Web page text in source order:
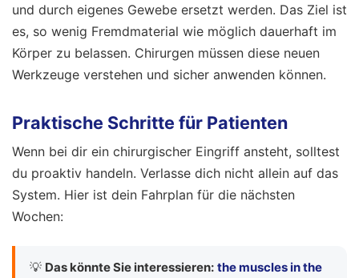
und durch eigenes Gewebe ersetzt werden. Das Ziel ist
es, so wenig Fremdmaterial wie möglich dauerhaft im
Körper zu belassen. Chirurgen müssen diese neuen
Werkzeuge verstehen und sicher anwenden können.
Praktische Schritte für Patienten
Wenn bei dir ein chirurgischer Eingriff ansteht, solltest
du proaktiv handeln. Verlasse dich nicht allein auf das
System. Hier ist dein Fahrplan für die nächsten
Wochen:
💡 Das könnte Sie interessieren: the muscles in the